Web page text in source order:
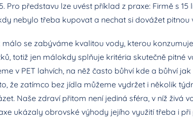
Pro představu lze uvést příklad z praxe: Firmě s
nebylo třeba kupovat a nechat si dovážet pitnou
se zabýváme kvalitou vody, kterou
totiž jen málokdy splňuje kritéria skutečně pitné
v PET lahvích, na něž často bůhví kde a bůhví
že zatímco bez jídla můžeme vydržet i několik
Naše zdraví přitom není jediná sféra, v níž živá
ukázaly obrovské výhody jejího využití třeba i při